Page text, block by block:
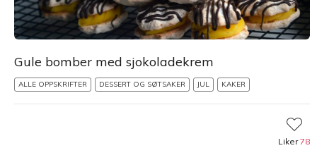
Gule bomber med sjokoladekrem
ALLE OPPSKRIFTER DESSERT OG SØTSAKER JUL KAKER
Liker78